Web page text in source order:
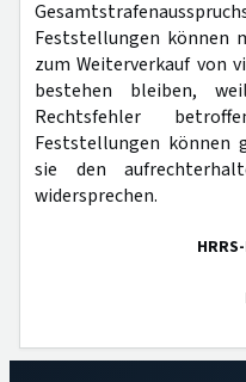
Feststellungen können
zum Weiterverkauf von
bestehen bleiben,
Rechtsfehler
Feststellungen können
sie den
widersprechen.